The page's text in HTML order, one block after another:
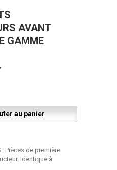
AVANT
GAMME
: Pièces de première
Identique à